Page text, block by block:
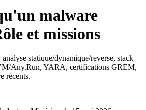
malware
et missions
statique/dynamique/reverse, stack
Any.Run, YARA, certifications GREM,
récents.